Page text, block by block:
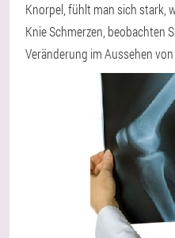
Knorpel, fühlt man sich stark,
Knie Schmerzen, beobachten
Veränderung im Aussehen